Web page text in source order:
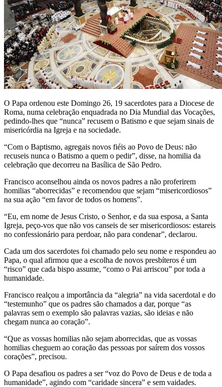
O Papa ordenou este Domingo 26, 19 sacerdotes para a Diocese de
Roma, numa celebração enquadrada no Dia Mundial das Vocações,
pedindo-lhes que “nunca” recusem o Batismo e que sejam sinais de
misericórdia na Igreja e na sociedade.
“Com o Baptismo, agregais novos fiéis ao Povo de Deus: não
recuseis nunca o Batismo a quem o pedir”, disse, na homilia da
celebração que decorreu na Basílica de São Pedro.
Francisco aconselhou ainda os novos padres a não proferirem
homilias “aborrecidas” e recomendou que sejam “misericordiosos”
na sua ação “em favor de todos os homens”.
“Eu, em nome de Jesus Cristo, o Senhor, e da sua esposa, a Santa
Igreja, peço-vos que não vos canseis de ser misericordiosos: estareis
no confessionário para perdoar, não para condenar”, declarou.
Cada um dos sacerdotes foi chamado pelo seu nome e respondeu ao
Papa, o qual afirmou que a escolha de novos presbíteros é um
“risco” que cada bispo assume, “como o Pai arriscou” por toda a
humanidade.
Francisco realçou a importância da “alegria” na vida sacerdotal e do
“testemunho” que os padres são chamados a dar, porque “as
palavras sem o exemplo são palavras vazias, são ideias e não
chegam nunca ao coração”.
“Que as vossas homilias não sejam aborrecidas, que as vossas
homilias cheguem ao coração das pessoas por saírem dos vossos
corações”, precisou.
O Papa desafiou os padres a ser “voz do Povo de Deus e de toda a
humanidade”, agindo com “caridade sincera” e sem vaidades.